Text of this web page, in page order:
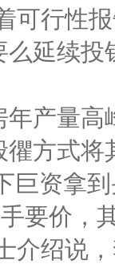
行性
延续
产量高
方式将
资拿到
要价，
介绍说